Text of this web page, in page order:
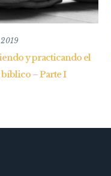
2019
y practicando el
– Parte I